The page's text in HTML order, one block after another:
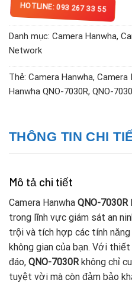
HOTLINE: 093 267 33 55
Danh mục: Camera Hanwha,
Network
Thẻ: Camera Hanwha, Camera
Hanwha QNO-7030R, QNO-
THÔNG TIN CHI
Mô tả chi tiết
Camera Hanwha QNO-7030R
trong lĩnh vực giám sát an
trội và tích hợp các tính
không gian của bạn. Với
đáo, QNO-7030Rkhông chỉ
tuyệt vời mà còn đảm bảo